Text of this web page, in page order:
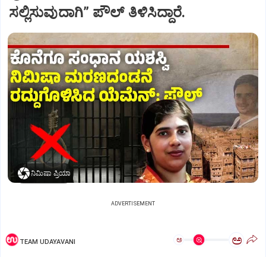
ಸಲ್ಲಿಸುವುದಾಗಿ” ಪೌಲ್‌ ತಿಳಿಸಿದ್ದಾರೆ.
ನಿಮಿಷಾ ಪ್ರಿಯಾ
ADVERTISEMENT
TEAM UDAYAVANI ಅ ಅ